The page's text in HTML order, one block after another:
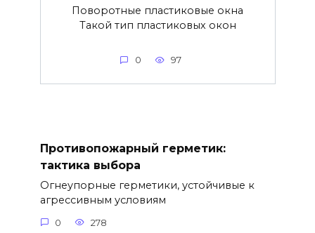
Поворотные пластиковые окна
Такой тип пластиковых окон
0 97
Противопожарный герметик:
тактика выбора
Огнеупорные герметики, устойчивые к
агрессивным условиям
0 278